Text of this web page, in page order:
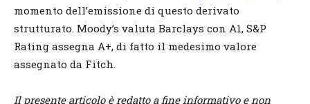
momento dell’emissione di questo derivato
strutturato. Moody’s valuta Barclays con A1, S&P
Rating assegna A+, di fatto il medesimo valore
assegnato da Fitch.
Il presente articolo è redatto a fine informativo e non